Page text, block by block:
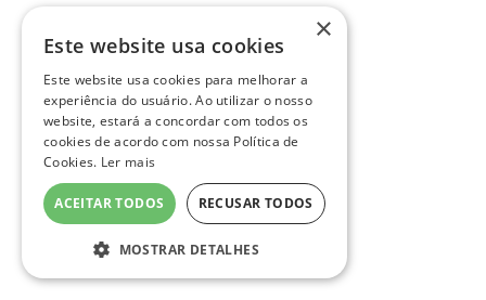
×
Este website usa cookies
Este website usa cookies para melhorar a
experiência do usuário. Ao utilizar o nosso
website, estará a concordar com todos os
cookies de acordo com nossa Política de
Cookies. Ler mais
ACEITAR TODOS RECUSAR TODOS
MOSTRAR DETALHES